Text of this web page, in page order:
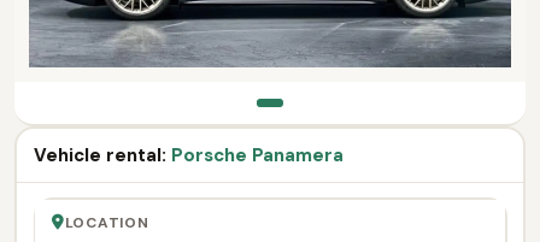
Vehicle rental: Porsche Panamera
LOCATION